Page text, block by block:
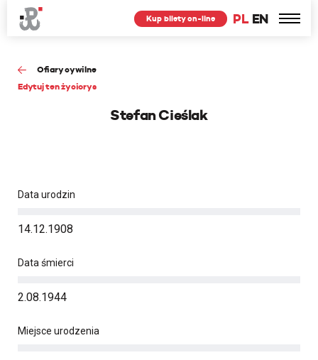
PL EN
Kup bilety on-line
Ofiary cywilne
Edytuj ten życiorys
Stefan Cieślak
Data urodzin
14.12.1908
Data śmierci
2.08.1944
Miejsce urodzenia